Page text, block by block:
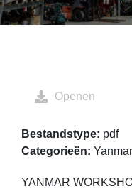
YANMAR
Openen
Bestandstype: pdf
Categorieën: Yanmar